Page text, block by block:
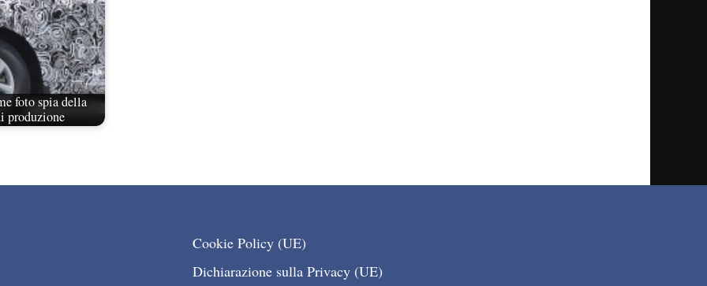
foto spia della
produzione
Cookie Policy (UE)
Dichiarazione sulla Privacy (UE)